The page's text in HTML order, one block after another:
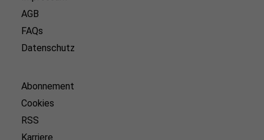
AGB
FAQs
Datenschutz
Abonnement
Cookies
RSS
Karriere